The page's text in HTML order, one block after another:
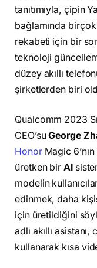
tanıtımıyla, çipin
bağlamında
rekabeti için bir
teknoloji
düzey akıllı
şirketlerden biri
Qualcomm 2023
CEO’suGeorge
HonorMagic
üretken bir AI
modelin
edinmek, daha
için üretildiğini
adlı akıllı
kullanarak kısa